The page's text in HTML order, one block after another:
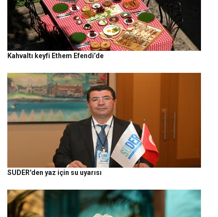
Kahvaltı keyfi Ethem Efendi’de
SUDER'den yaz için su uyarısı